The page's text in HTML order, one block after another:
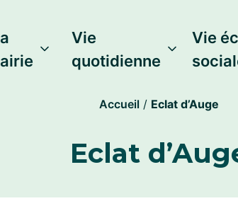
Vie
quotidienne
Vie
Accueil/ Eclat d’Auge
Eclat